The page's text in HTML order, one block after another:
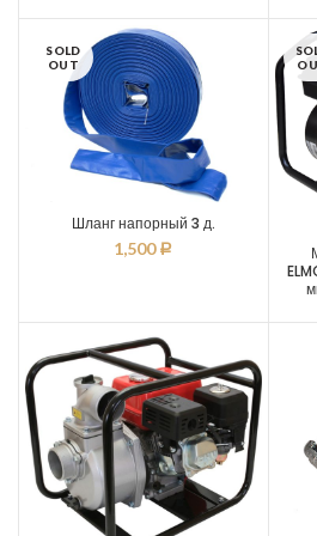
SOLD
OUT
Шланг напорный 3 д.
1,500 Р